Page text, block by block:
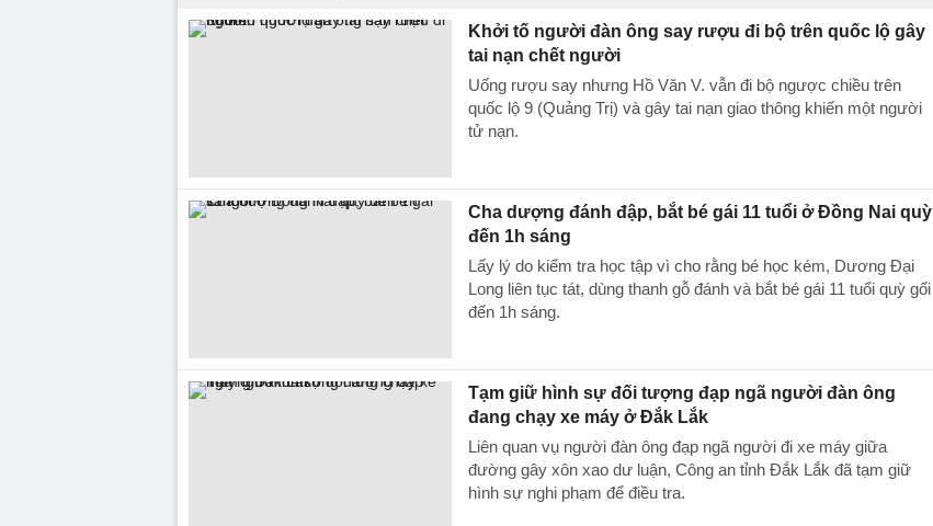
Khởi tố người đàn ông say rượu đi bộ trên quốc lộ gây
tai nạn chết người
Uống rượu say nhưng Hồ Văn V. vẫn đi bộ ngược chiều trên
quốc lộ 9 (Quảng Trị) và gây tai nạn giao thông khiến một người
tử nạn.
Cha dượng đánh đập, bắt bé gái 11 tuổi ở Đồng Nai quỳ
đến 1h sáng
Lấy lý do kiểm tra học tập vì cho rằng bé học kém, Dương Đại
Long liên tục tát, dùng thanh gỗ đánh và bắt bé gái 11 tuổi quỳ gối
đến 1h sáng.
Tạm giữ hình sự đối tượng đạp ngã người đàn ông
đang chạy xe máy ở Đắk Lắk
Liên quan vụ người đàn ông đạp ngã người đi xe máy giữa
đường gây xôn xao dư luận, Công an tỉnh Đắk Lắk đã tạm giữ
hình sự nghi phạm để điều tra.